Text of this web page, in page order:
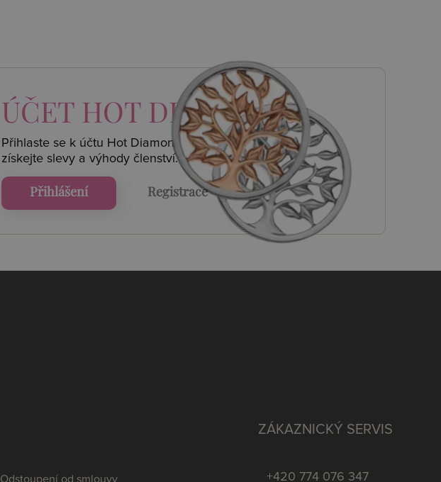
ÚČET HOT DIAMONDS
Přihlaste se k účtu Hot Diamonds a
získejte slevy a výhody členství.
Přihlášení Registrace
ZÁKAZNICKÝ SERVIS
+420 774 076 347
Odstoupení od smlouvy